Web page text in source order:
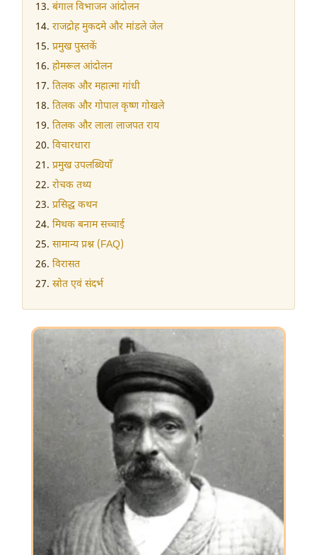
बंगाल विभाजन आंदोलन
राजद्रोह मुकदमे और मांडले जेल
प्रमुख पुस्तकें
होमरूल आंदोलन
तिलक और महात्मा गांधी
तिलक और गोपाल कृष्ण गोखले
तिलक और लाला लाजपत राय
विचारधारा
प्रमुख उपलब्धियाँ
रोचक तथ्य
प्रसिद्ध कथन
मिथक बनाम सच्चाई
सामान्य प्रश्न (FAQ)
विरासत
स्रोत एवं संदर्भ